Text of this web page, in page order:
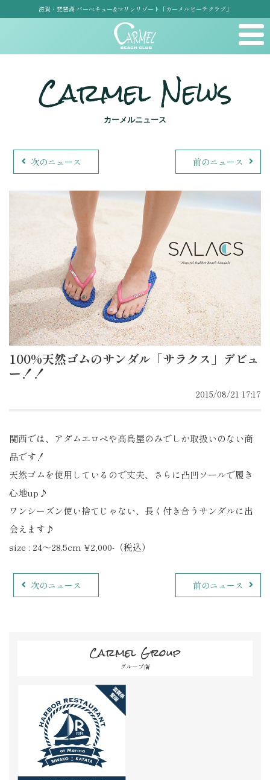
滋賀・琵琶湖 バーベキュー&マリンリゾート「カーメルビーチクラブ」
Carmel News
カーメルニュース
次のニュース 前のニュース
100%天然ゴムのサンダル「サラクス」デビュ
ー！！
2015/08/21 17:17
関西では、アダムエロペや高島屋のみでしか取扱いのない商
品です！
天然ゴムを使用しているので丈夫、さらに凸凹ソールで履き
心地up♪
ワンシーズン使い捨てじゃない、長く付き合うサンダルに出
会えます♪
size : 24～28.5cm ¥2,000-（税込）
次のニュース 前のニュース
Carmel Group
グループ店